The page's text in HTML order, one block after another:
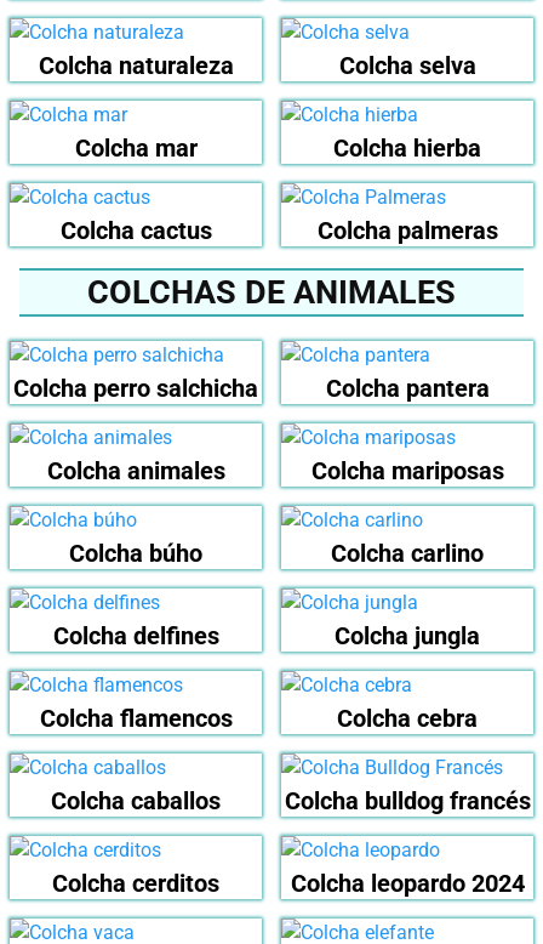
Colcha naturaleza Colcha selva
Colcha mar Colcha hierba
Colcha cactus Colcha palmeras
COLCHAS DE ANIMALES
Colcha perro salchicha Colcha pantera
Colcha animales Colcha mariposas
Colcha búho Colcha carlino
Colcha delfines Colcha jungla
Colcha flamencos Colcha cebra
Colcha caballos Colcha bulldog francés
Colcha cerditos Colcha leopardo 2024